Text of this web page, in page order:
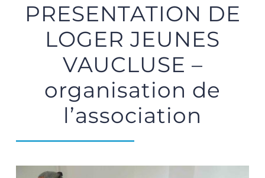
PRESENTATION DE
LOGER JEUNES
VAUCLUSE –
organisation de
l’association